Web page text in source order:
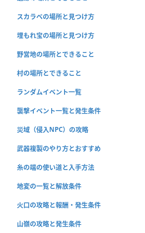
スカラベの場所と見つけ方
埋もれ宝の場所と見つけ方
野営地の場所とできること
村の場所とできること
ランダムイベント一覧
襲撃イベント一覧と発生条件
災域（侵入NPC）の攻略
武器複製のやり方とおすすめ
糸の端の使い道と入手方法
地変の一覧と解放条件
火口の攻略と報酬・発生条件
山嶺の攻略と発生条件